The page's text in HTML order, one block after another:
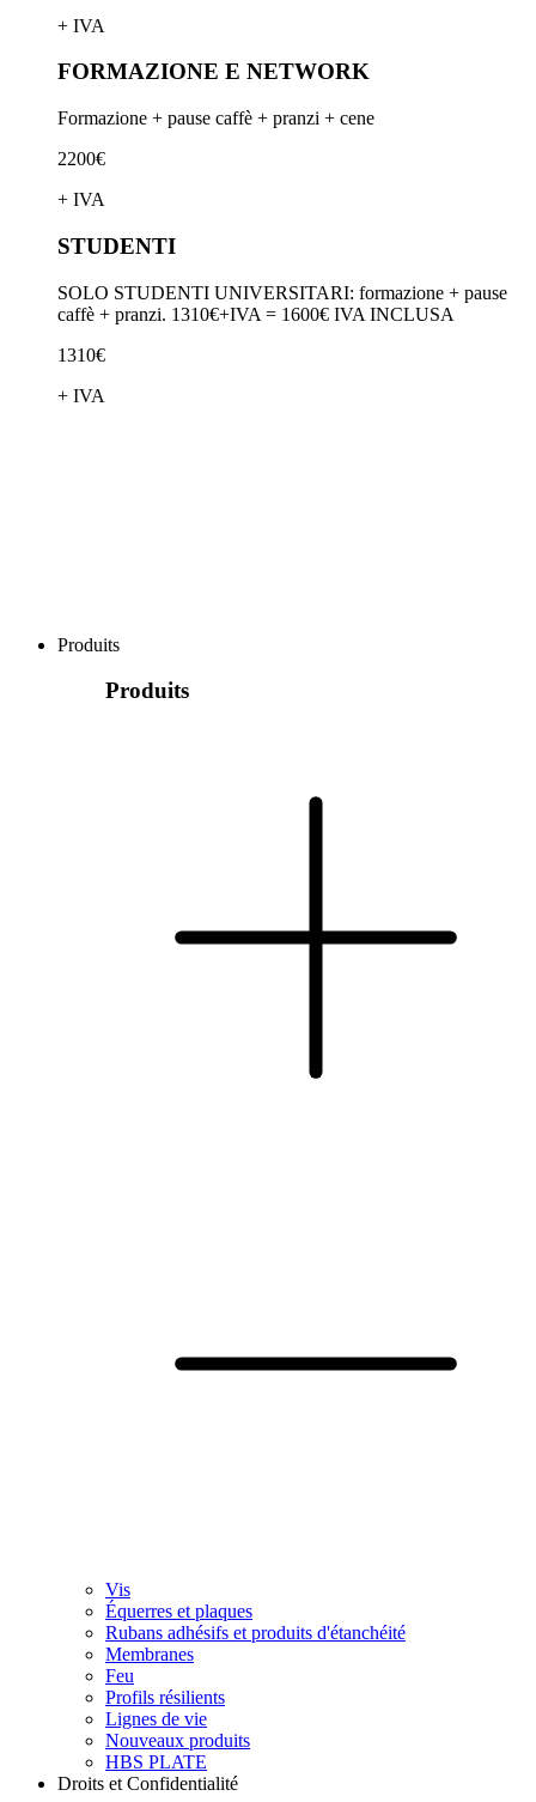
+ IVA
FORMAZIONE E NETWORK
Formazione + pause caffè + pranzi + cene
2200€
+ IVA
STUDENTI
SOLO STUDENTI UNIVERSITARI: formazione + pause
caffè + pranzi. 1310€+IVA = 1600€ IVA INCLUSA
1310€
+ IVA
Produits
Produits
Vis
Équerres et plaques
Rubans adhésifs et produits d'étanchéité
Membranes
Feu
Profils résilients
Lignes de vie
Nouveaux produits
HBS PLATE
Droits et Confidentialité